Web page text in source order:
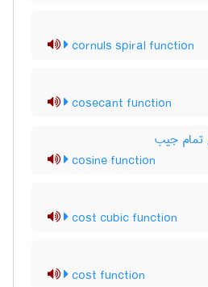
cornuls spiral function
cosecant function
تمام جیب
cosine function
cost cubic function
cost function